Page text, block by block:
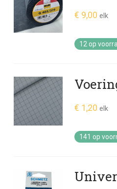
€ 9,00 elk
12 op
€ 1,20 elk
141 op